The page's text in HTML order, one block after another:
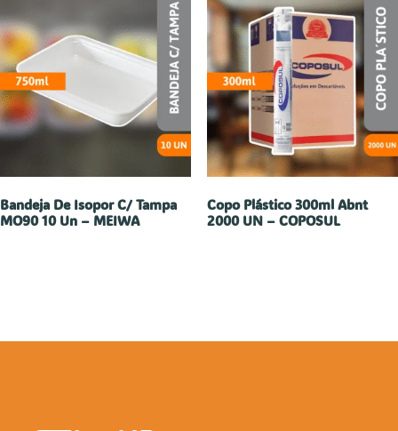
Bandeja De Isopor C/ Tampa
MO90 10 Un – MEIWA
Copo Plástico 300ml Abnt
2000 UN – COPOSUL